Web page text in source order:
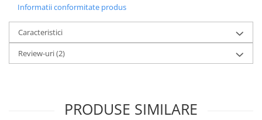
Informatii conformitate produs
Caracteristici
Review-uri(2)
PRODUSE SIMILARE